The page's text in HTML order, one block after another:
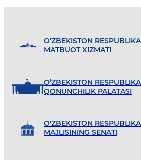
O’ZBEKISTON
MATBUOT XIZMATI
O’ZBEKISTON
QONUNCHILIK PALATASI
O'ZBEKISTON
MAJLISINING SENATI